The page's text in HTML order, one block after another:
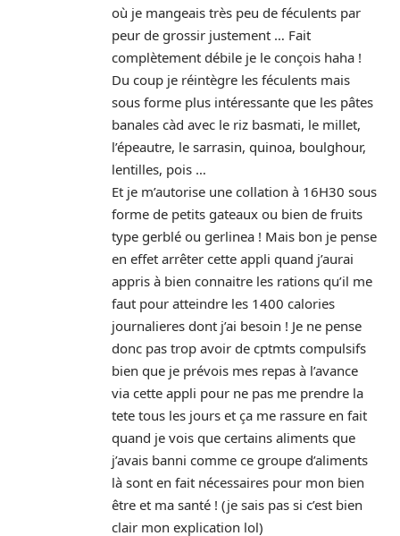
où je mangeais très peu de féculents par
peur de grossir justement … Fait
complètement débile je le conçois haha !
Du coup je réintègre les féculents mais
sous forme plus intéressante que les pâtes
banales càd avec le riz basmati, le millet,
l’épeautre, le sarrasin, quinoa, boulghour,
lentilles, pois …
Et je m’autorise une collation à 16H30 sous
forme de petits gateaux ou bien de fruits
type gerblé ou gerlinea ! Mais bon je pense
en effet arrêter cette appli quand j’aurai
appris à bien connaitre les rations qu’il me
faut pour atteindre les 1400 calories
journalieres dont j’ai besoin ! Je ne pense
donc pas trop avoir de cptmts compulsifs
bien que je prévois mes repas à l’avance
via cette appli pour ne pas me prendre la
tete tous les jours et ça me rassure en fait
quand je vois que certains aliments que
j’avais banni comme ce groupe d’aliments
là sont en fait nécessaires pour mon bien
être et ma santé ! (je sais pas si c’est bien
clair mon explication lol)